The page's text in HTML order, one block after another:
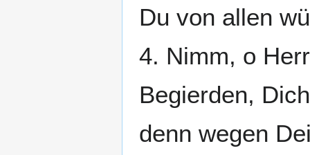
Du von allen
4. Nimm, o
Begierden,
denn wegen